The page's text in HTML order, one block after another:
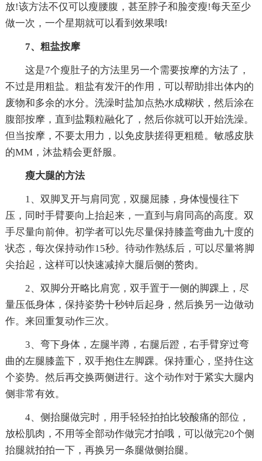
放!该方法不仅可以瘦腰腹，甚至脖子和脸变瘦!每天至少
做一次，一个星期就可以看到效果哦!
7、粗盐按摩
这是7个瘦肚子的方法里另一个需要按摩的方法了，
不过是用粗盐。粗盐有发汗的作用，可以帮助排出体内的
废物和多余的水分。洗澡时盐加点热水成糊状，然后涂在
腹部按摩，直到盐颗粒融化了，然后你就可以开始洗澡。
但当按摩，不要太用力，以免皮肤搓得更粗糙。敏感皮肤
的MM，沐盐精会更舒服。
瘦大腿的方法
1、双脚叉开与肩同宽，双腿屈膝，身体慢慢往下
压，同时手臂要向上抬起来，一直到与肩同高的高度。双
手尽量向前伸。初学者可以先尽量保持膝盖弯曲九十度的
状态，每次保持动作15秒。待动作熟练后，可以尽量将脚
尖抬起，这样可以快速减掉大腿后侧的赘肉。
2、双脚分开略比肩宽，双手置于一侧的脚踝上，尽
量压低身体，保持姿势十秒钟后起身，然后换另一边做动
作。来回重复动作三次。
3、弯下身体，左腿半蹲，右腿后蹬，右手臂穿过弯
曲的左腿膝盖下，双手抱住左脚踝。保持重心，坚持住这
个姿势。然后再交换两侧进行。这个动作对于紧实大腿内
侧非常有效。
4、侧抬腿做完时，用手轻轻拍拍比较酸痛的部位，
放松肌肉，不用等全部动作做完才拍哦，可以做完20个侧
抬腿就拍拍一下，再换另一条腿做侧抬腿。